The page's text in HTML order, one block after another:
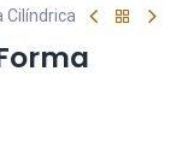
Cilíndrica